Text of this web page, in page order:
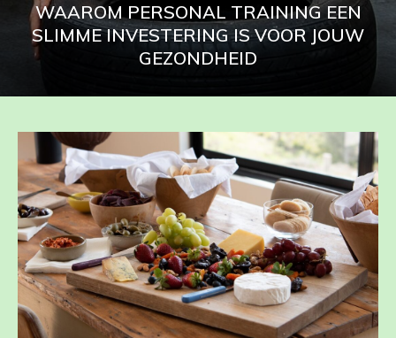
WAAROM PERSONAL TRAINING EEN
SLIMME INVESTERING IS VOOR JOUW
GEZONDHEID